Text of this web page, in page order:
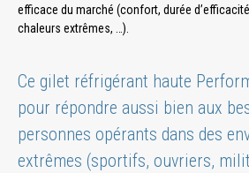
efficace du marché (confort, durée
chaleurs extrêmes, …).
Ce gilet réfrigérant haute
pour répondre aussi bien aux
personnes opérants dans des
extrêmes (sportifs, ouvriers,